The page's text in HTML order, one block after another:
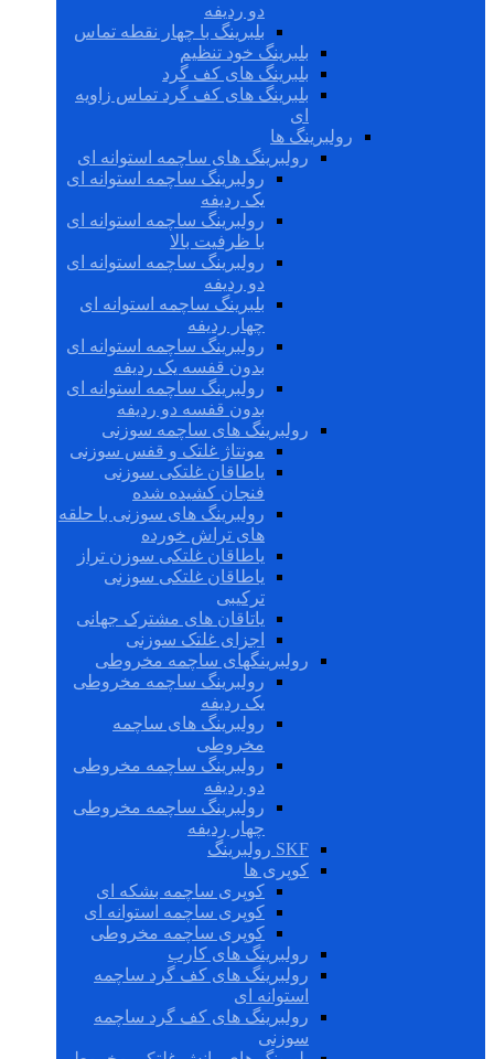
دو ردیفه
بلبرینگ با چهار نقطه تماس
بلبرینگ خود تنظیم
بلبرینگ های کف گرد
بلبرینگ های کف گرد تماس زاویه
ای
رولبرینگ ها
رولبرینگ های ساچمه استوانه ای
رولبرینگ ساچمه استوانه ای
یک ردیفه
رولبرینگ ساچمه استوانه ای
با ظرفیت بالا
رولبرینگ ساچمه استوانه ای
دو ردیفه
بلبرینگ ساچمه استوانه ای
چهار ردیفه
رولبرینگ ساچمه استوانه ای
بدون قفسه یک ردیفه
رولبرینگ ساچمه استوانه ای
بدون قفسه دو ردیفه
رولبرینگ های ساچمه سوزنی
مونتاژ غلتک و قفس سوزنی
یاطاقان غلتکی سوزنی
فنجان کشیده شده
رولبرینگ های سوزنی با حلقه
های تراش خورده
یاطاقان غلتکی سوزن تراز
یاطاقان غلتکی سوزنی
ترکیبی
یاتاقان های مشترک جهانی
اجزای غلتک سوزنی
رولبرینگهای ساچمه مخروطی
رولبرینگ ساچمه مخروطی
یک ردیفه
رولبرینگ های ساچمه
مخروطی
رولبرینگ ساچمه مخروطی
دو ردیفه
رولبرینگ ساچمه مخروطی
چهار ردیفه
SKF رولبرینگ
کوپری ها
کوپری ساچمه بشکه ای
کوپری ساچمه استوانه ای
کوپری ساچمه مخروطی
رولبرینگ های کارب
رولبرینگ های کف گرد ساچمه
استوانه ای
رولبرینگ های کف گرد ساچمه
سوزنی